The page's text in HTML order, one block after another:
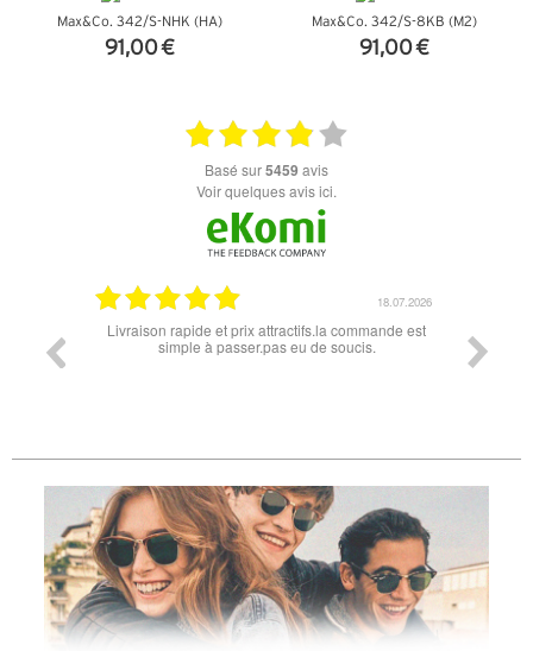
Max&Co. 342/S-NHK (HA)
91,00 €
Max&Co. 342/S-8KB (M2)
91,00 €
basé sur5459 avis
Voir quelques avis ici.
18.07.2026
commande est
eu de soucis.
Super lunette merci pour les lunettes pour